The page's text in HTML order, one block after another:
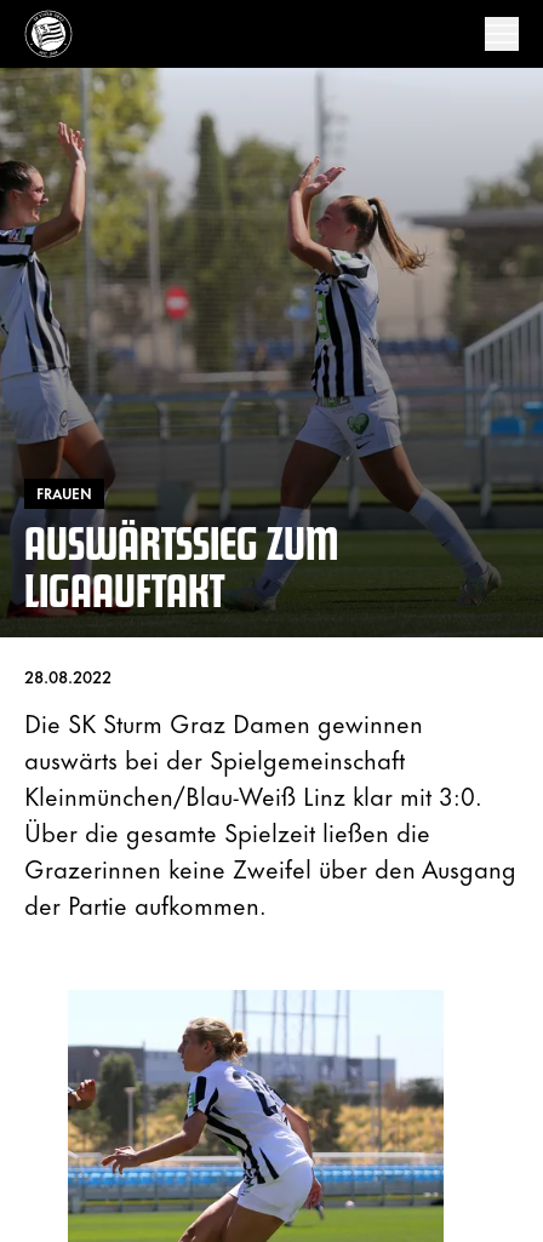
FRAUEN
AUSWÄRTSSIEG ZUM
LIGAAUFTAKT
28.08.2022
Die SK Sturm Graz Damen gewinnen
auswärts bei der Spielgemeinschaft
Kleinmünchen/Blau-Weiß Linz klar mit 3:0.
Über die gesamte Spielzeit ließen die
Grazerinnen keine Zweifel über den Ausgang
der Partie aufkommen.